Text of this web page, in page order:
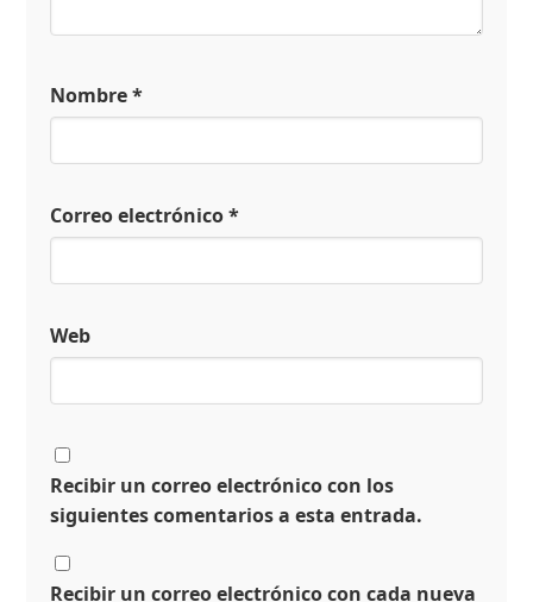
Nombre*
Correo electrónico*
Web
Recibir un correo electrónico con los
siguientes comentarios a esta entrada.
Recibir un correo electrónico con cada nueva